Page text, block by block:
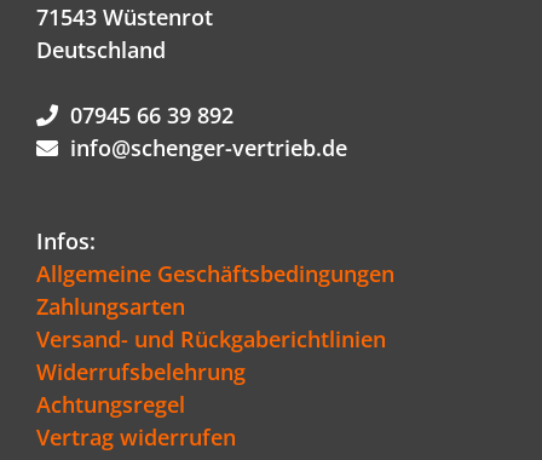
71543 Wüstenrot
Deutschland
07945 66 39 892
info@schenger-vertrieb.de
Infos:
Allgemeine Geschäftsbedingungen
Zahlungsarten
Versand- und Rückgaberichtlinien
Widerrufsbelehrung
Achtungsregel
Vertrag widerrufen